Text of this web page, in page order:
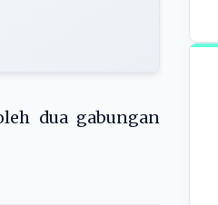
dua gabungan